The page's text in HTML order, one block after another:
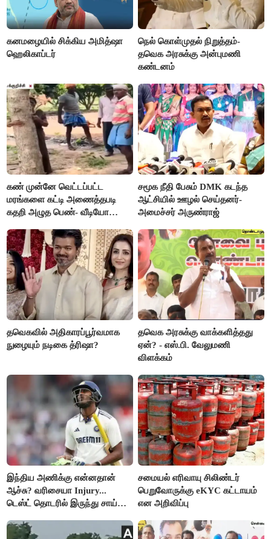
கனமழையில் சிக்கிய அமித்ஷா
ஹெலிகாப்டர்
நெல் கொள்முதல் நிறுத்தம்-
தவெக அரசுக்கு அன்புமணி
கண்டனம்
கண் முன்னே வெட்டப்பட்ட
மரங்களை கட்டி அணைத்தபடி
கதறி அழுத பெண்- வீடியோ
சமூக நீதி பேசும் DMK கடந்த
ஆட்சியில் ஊழல் செய்தனர்-
அமைச்சர் அருண்ராஜ்
தவெகவில் அதிகாரப்பூர்வமாக
நுழையும் நடிகை த்ரிஷா?
தவெக அரசுக்கு வாக்களித்தது
ஏன்? - எஸ்.பி. வேலுமணி
விளக்கம்
இந்திய அணிக்கு என்னதான்
ஆச்சு? வரிசையா Injury...
டெஸ்ட் தொடரில் இருந்து சாய்
சமையல் எரிவாயு சிலிண்டர்
பெறுவோருக்கு eKYC கட்டாயம்
என அறிவிப்பு